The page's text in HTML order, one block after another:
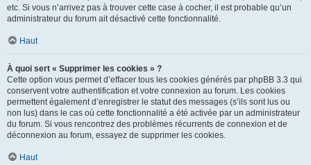
etc. Si vous n’arrivez pas à trouver cette case à cocher, il est probable qu’un
administrateur du forum ait désactivé cette fonctionnalité.
Haut
À quoi sert « Supprimer les cookies » ?
Cette option vous permet d’effacer tous les cookies générés par phpBB 3.3 qui
conservent votre authentification et votre connexion au forum. Les cookies
permettent également d’enregistrer le statut des messages (s’ils sont lus ou
non lus) dans le cas où cette fonctionnalité a été activée par un administrateur
du forum. Si vous rencontrez des problèmes récurrents de connexion et de
déconnexion au forum, essayez de supprimer les cookies.
Haut